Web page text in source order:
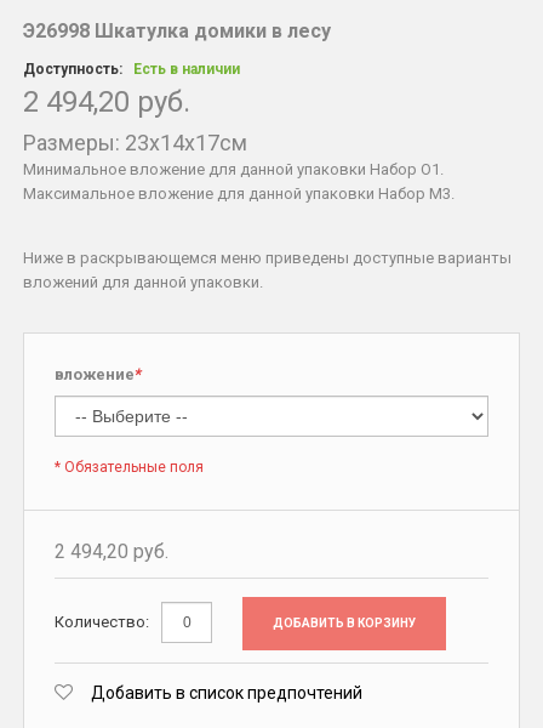
Э26998 Шкатулка домики в лесу
Доступность: Есть в наличии
2 494,20 руб.
Размеры: 23x14x17см
Минимальное вложение для данной упаковки Набор O1.
Максимальное вложение для данной упаковки Набор М3.
Ниже в раскрывающемся меню приведены доступные варианты
вложений для данной упаковки.
*
вложение
* Обязательные поля
2 494,20 руб.
Количество: ДОБАВИТЬ В КОРЗИНУ
Добавить в список предпочтений